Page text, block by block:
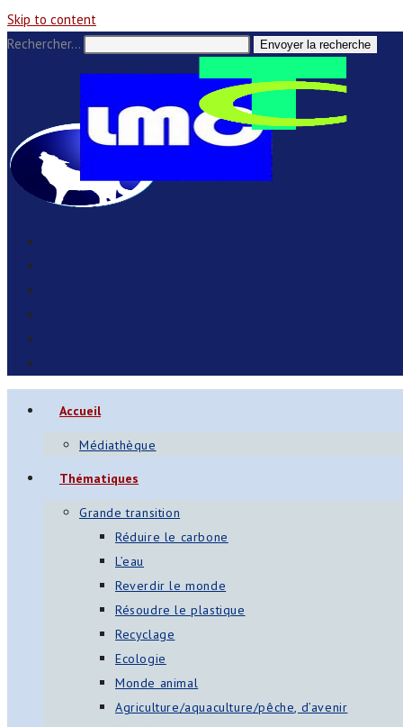
Skip to content
Rechercher…
Envoyer la recherche
Accueil
Médiathèque
Thématiques
Grande transition
Réduire le carbone
L’eau
Reverdir le monde
Résoudre le plastique
Recyclage
Ecologie
Monde animal
Agriculture/aquaculture/pêche, d’avenir